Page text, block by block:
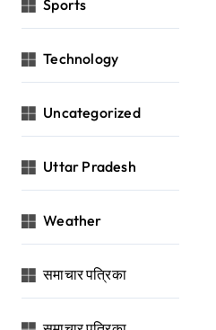
Sports
Technology
Uncategorized
Uttar Pradesh
Weather
समाचार पत्रिका